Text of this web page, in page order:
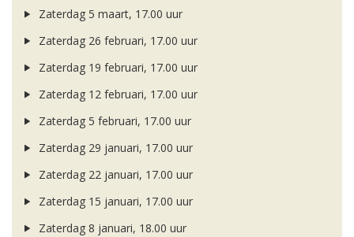
Zaterdag 5 maart, 17.00 uur
Zaterdag 26 februari, 17.00 uur
Zaterdag 19 februari, 17.00 uur
Zaterdag 12 februari, 17.00 uur
Zaterdag 5 februari, 17.00 uur
Zaterdag 29 januari, 17.00 uur
Zaterdag 22 januari, 17.00 uur
Zaterdag 15 januari, 17.00 uur
Zaterdag 8 januari, 18.00 uur